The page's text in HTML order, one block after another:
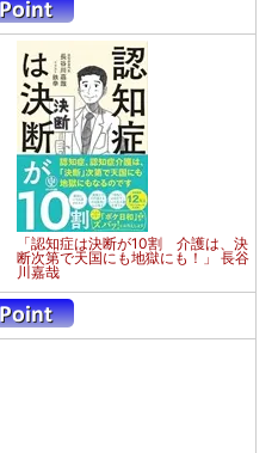
「認知症は決断が10割 介護は、決
断次第で天国にも地獄にも！」 長谷
川嘉哉